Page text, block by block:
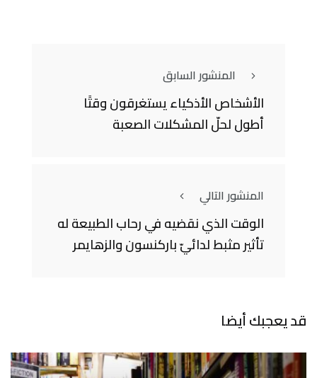
المنشور السابق
الأشخاص الأذكياء يستغرقون وقتًا
أطول لحلّ المشكلات الصعبة
المنشور التالي
الوقت الذي نقضيه في رحاب الطبيعة له
تأثير مثبط لدائيّ باركنسون والزهايمر
قد يعجبك أيضا